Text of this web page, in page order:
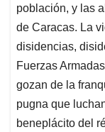
población, y las
de Caracas. La
disidencias,
Fuerzas
gozan de la
pugna que
beneplácito del